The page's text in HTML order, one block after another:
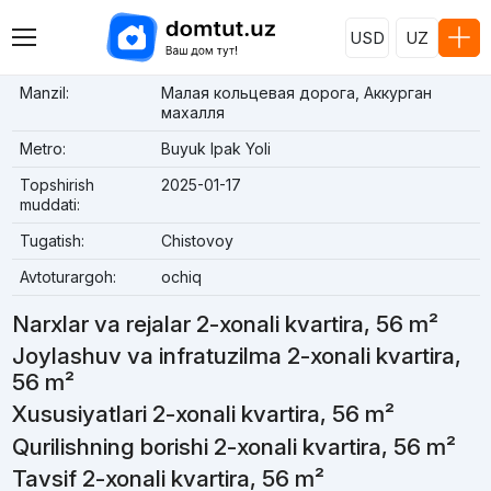
USD UZ
Manzil:
Малая кольцевая дорога, Аккурган
махалля
Metro:
Buyuk Ipak Yoli
Topshirish
muddati:
2025-01-17
Tugatish:
Chistovoy
Avtoturargoh:
ochiq
Narxlar va rejalar 2-xonali kvartira, 56 m²
Joylashuv va infratuzilma 2-xonali kvartira,
56 m²
Xususiyatlari 2-xonali kvartira, 56 m²
Qurilishning borishi 2-xonali kvartira, 56 m²
Tavsif 2-xonali kvartira, 56 m²